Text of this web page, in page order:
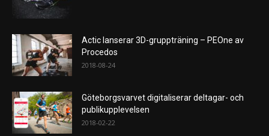
Actic lanserar 3D-gruppträning – PEOne av
Procedos
2018-08-24
Göteborgsvarvet digitaliserar deltagar- och
publikupplevelsen
2018-02-22